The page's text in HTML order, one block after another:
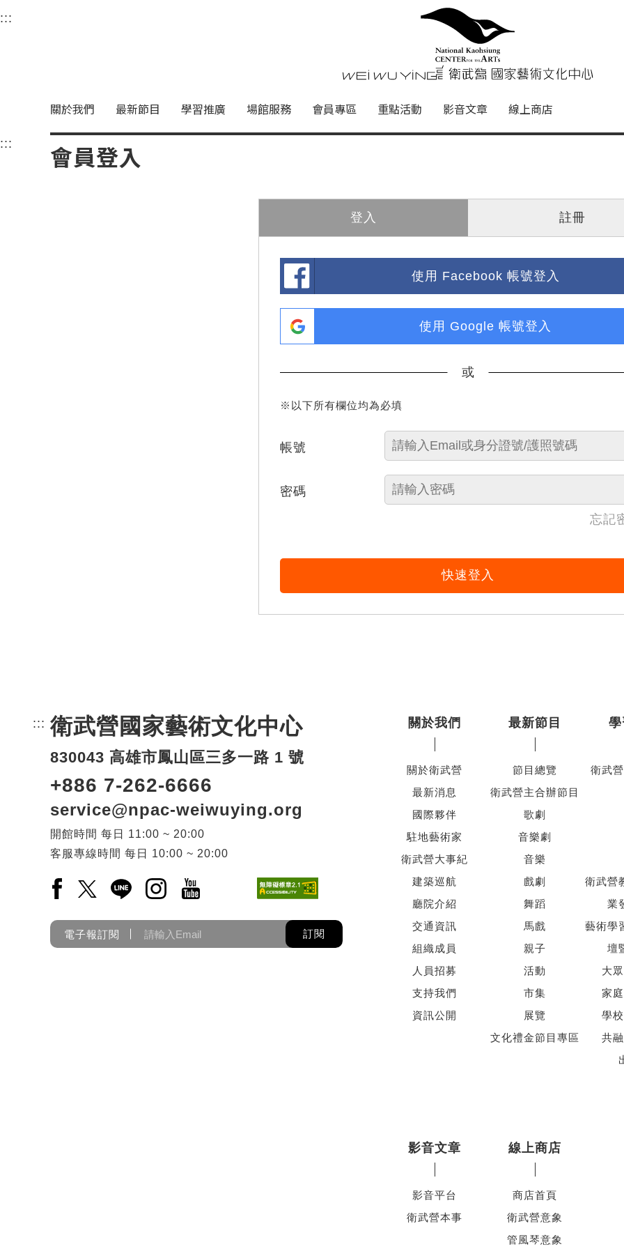
衛武營國家藝術文化中心
中央內容區塊，為本頁主要內容區。
::: 衛武營國家藝術文
關於我們 最新節目 學習推廣 場館服務 會員專區 重點活動 影音文章 線上商店
::: 中央內容區塊，為本頁主要內容區。
會員登入
登入 註冊
使用 Facebook 帳號登入
使用 Google 帳號登入
或
※以下所有欄位均為必填
帳號
密碼
忘記
快速登入
::: 頁尾網站資訊。
衛武營國家藝術文化中心
830043 高雄市鳳山區三多一路 1 號
+886 7-262-6666
service@npac-weiwuying.org
開館時間 每日
11:00 ~ 20:00
客服專線時間 每日 10:00 ~ 20:00
Facebook(另開新視窗)
X(另開新視窗)
LINE(另開新視窗)
Instagram(另開新視窗)
YouTube(另開新視窗)
電子報訂閱 訂閱
關於我們
關於衛武營
最新消息
國際夥伴
駐地藝術家
衛武營大事紀
建築巡航
廳院介紹
交通資訊
組織成員
人員招募
支持我們
資訊公開
最新節目
節目總覽
衛武營主合辦節目
歌劇
音樂劇
音樂
戲劇
舞蹈
馬戲
親子
活動
市集
展覽
文化禮金節目專區
衛武
衛武營
業
藝術學
壇
大
家
學
共
影音文章
影音平台
衛武營本事
線上商店
商店首頁
衛武營意象
管風琴意象